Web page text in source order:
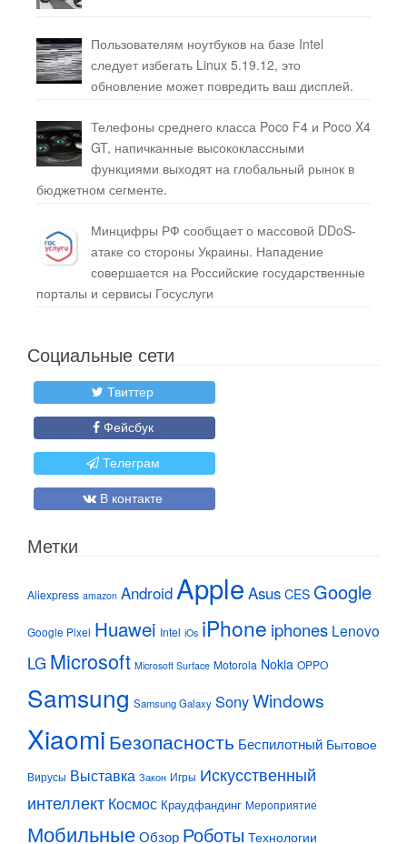
Пользователям ноутбуков на базе Intel
следует избегать Linux 5.19.12, это
обновление может повредить ваш дисплей.
Телефоны среднего класса Poco F4 и Poco X4
GT, напичканные высококлассными
функциями выходят на глобальный рынок в
бюджетном сегменте.
Минцифры РФ сообщает о массовой DDoS-
атаке со стороны Украины. Нападение
совершается на Российские государственные
порталы и сервисы Госуслуги
Социальные сети
Твиттер
Фейсбук
Телеграм
В контакте
Метки
Aliexpress amazon Android Apple Asus CES Google
Google Pixel Huawei Intel iOs iPhone iphones Lenovo
LG Microsoft Microsoft Surface Motorola Nokia OPPO
Samsung Samsung Galaxy SonyWindows
Xiaomi Безопасность Беспилотный Бытовое
Вирусы Выставка Закон Игры Искусственный
интеллект Космос Краудфандинг Мероприятие
МобильныеОбзор Роботы Технологии